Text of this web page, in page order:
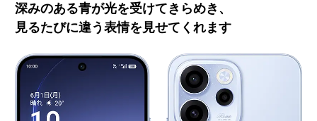
深みのある⻘が光を受けてきらめき、
⾒るたびに違う表情を⾒せてくれます